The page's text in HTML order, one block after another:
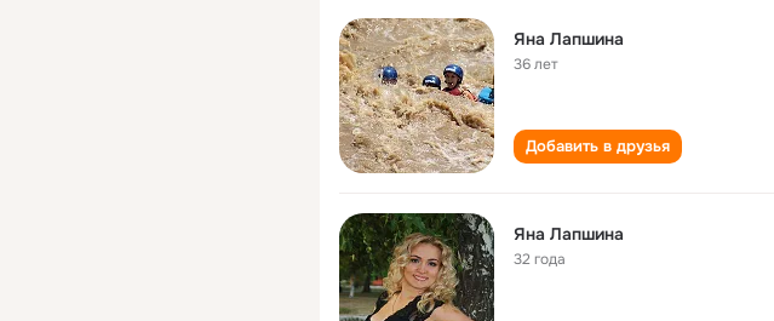
Яна Лапшина
36 лет
Добавить в друзья
Яна Лапшина
32 года